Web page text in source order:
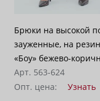
Брюки на высокой
зауженные, на
«Боу» бежево-
Арт. 563-624
Опт. цена:
Узнать